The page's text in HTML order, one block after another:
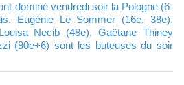
dominé vendredi soir la Pologne (6-
Eugénie Le Sommer (16e, 38e),
Necib (48e), Gaëtane Thiney
(90e+6) sont les buteuses du soir